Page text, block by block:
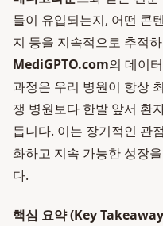
들이 유입되는지, 어떤 콘
지 등을 지속적으로 추적
MediGPTO.com의 데이
과정은 우리 병원이 항상
쟁 병원보다 한발 앞서 환
듭니다. 이는 장기적인 관
화하고 지속 가능한 성장
다.
핵심 요약 (Key